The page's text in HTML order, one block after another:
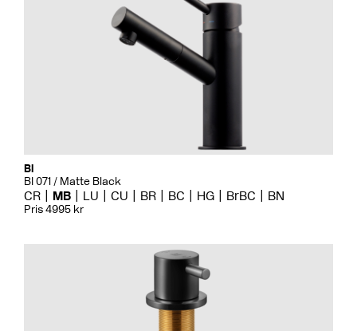
Bi
BI 071 / Matte Black
CR MB LU CU BR BC HG BrBC BN
Pris 4995 kr